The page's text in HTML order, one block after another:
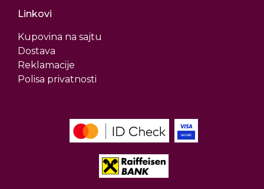
Linkovi
Kupovina na sajtu
Dostava
Reklamacije
Polisa privatnosti